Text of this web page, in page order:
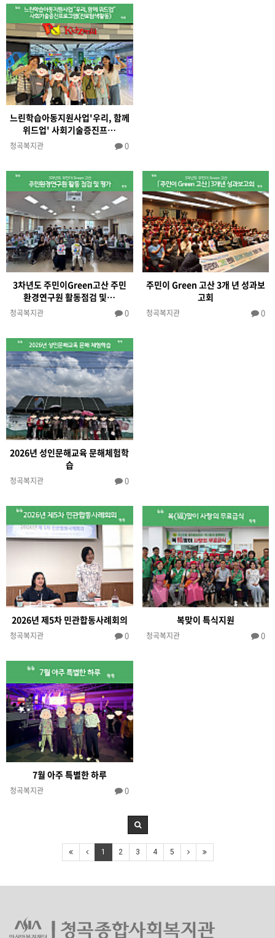
느린학습아동지원사업'우리, 함께
위드업' 사회기술증진프…
청곡복지관 0
3차년도 주민이Green고산 주민
환경연구원 활동점검 및…
청곡복지관 0
주민이 Green 고산 3개 년 성과보
고회
청곡복지관 0
2026년 성인문해교육 문해체험학
습
청곡복지관 0
2026년 제5차 민관합동사례회의
청곡복지관 0
복맞이 특식지원
청곡복지관 0
7월 아주 특별한 하루
청곡복지관 0
1 2 3 4 5